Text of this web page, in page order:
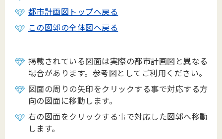
都市計画図トップへ戻る
この図郭の全体図へ戻る
掲載されている図面は実際の都市計画図と異なる
場合があります。参考図としてご利用ください。
図面の周りの矢印をクリックする事で対応する方
向の図面に移動します。
右の図面をクリックする事で対応した図郭へ移動
します。